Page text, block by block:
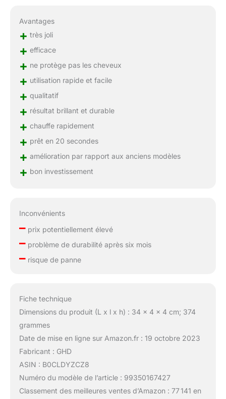
Avantages
+ très joli
+ efficace
+ ne protège pas les cheveux
+ utilisation rapide et facile
+ qualitatif
+ résultat brillant et durable
+ chauffe rapidement
+ prêt en 20 secondes
+ amélioration par rapport aux anciens modèles
+ bon investissement
Inconvénients
–prix potentiellement élevé
–problème de durabilité après six mois
–risque de panne
Fiche technique
Dimensions du produit (L x l x h) : 34 x 4 x 4 cm; 374
grammes
Date de mise en ligne sur Amazon.fr : 19 octobre 2023
Fabricant : GHD
ASIN : B0CLDYZCZ8
Numéro du modèle de l’article : 99350167427
Classement des meilleures ventes d’Amazon : 77 141 en